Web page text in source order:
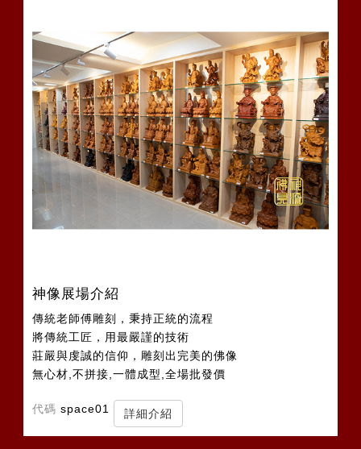
神像展場介紹
傳統老師傅雕刻，秉持正統的流程
將傳統工匠，用最嚴謹的技術
莊嚴與虔誠的信仰，雕刻出完美的佛像
無心材,不拼接,一體成型,全場批發價
代碼 space01 詳細介紹